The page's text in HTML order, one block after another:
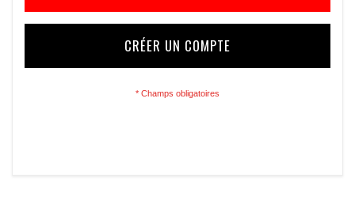
CRÉER UN COMPTE